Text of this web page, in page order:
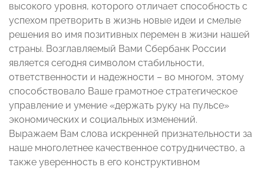
высокого уровня, которого отличает способность с
успехом претворить в жизнь новые идеи и смелые
решения во имя позитивных перемен в жизни нашей
страны. Возглавляемый Вами Сбербанк России
является сегодня символом стабильности,
ответственности и надежности – во многом, этому
способствовало Ваше грамотное стратегическое
управление и умение «держать руку на пульсе»
экономических и социальных изменений.
Выражаем Вам слова искренней признательности за
наше многолетнее качественное сотрудничество, а
также уверенность в его конструктивном